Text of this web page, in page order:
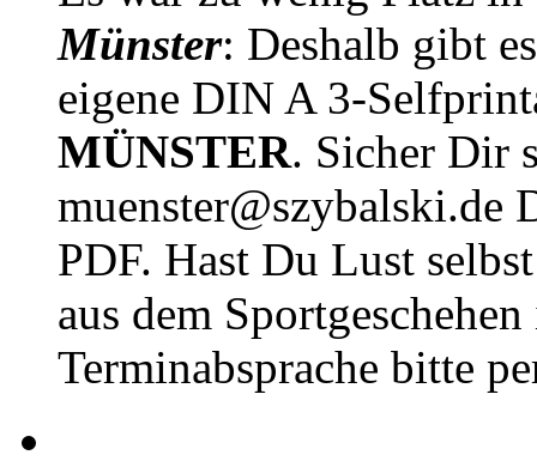
Münster: Deshalb gibt
eigene DIN A 3-
MÜNSTER. Sicher Dir
muenster@szybalski.de
PDF. Hast Du Lust
aus dem
Terminabsprache bitte